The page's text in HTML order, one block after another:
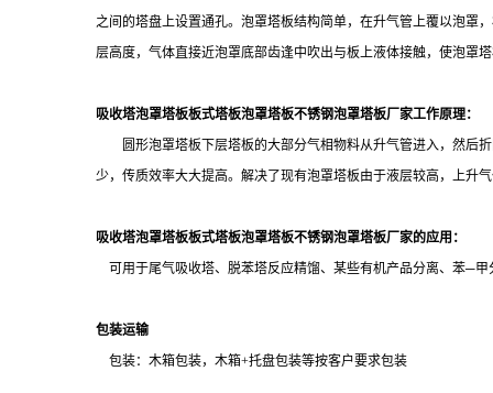
之间的塔盘上设置通孔。 泡罩塔板结构简单，在升气管上覆以泡罩
层高度，气体直接近泡罩底部齿逢中吹出与板上液体接触，使泡罩
吸收塔泡罩塔板板式塔板泡罩塔板不锈钢泡罩塔板厂家工作原理：
圆形泡罩塔板下层塔板的大部分气相物料从升气管进入，然后折
少，传质效率大大提高。解决了现有泡罩塔板由于液层较高，上升
吸收塔泡罩塔板板式塔板泡罩塔板不锈钢泡罩塔板厂家的应用：
可用于尾气吸收塔、脱苯塔反应精馏、某些有机产品分离、 苯─甲
包装运输
包装：木箱包装，木箱+托盘包装等按客户要求包装